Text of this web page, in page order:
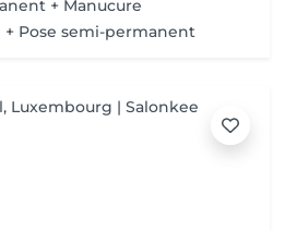
+ Manucure
+ Pose semi-permanent